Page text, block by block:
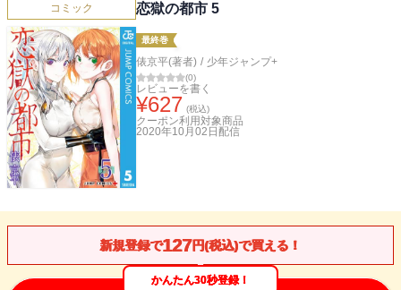
コミック 恋獄の都市 5
最終巻
俵京平(著者) / 少年ジャンプ+
(0)
レビューを書く
¥627 (税込)
クーポン利用対象商品
2020年10月02日 配信
新規登録で127円(税込)で買える！
かんたん30秒登録！